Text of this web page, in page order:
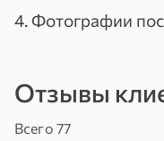
помогает убрать
После практики вы
4. Фотографии
Отзывы
Всего 77